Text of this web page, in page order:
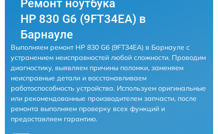
Ремонт ноутбука
HP 830 G6 (9FT34EA) в
Барнауле
Выполняем ремонт HP 830 G6 (9FT34EA) в Барнауле с
устранением неисправностей любой сложности. Проводим
диагностику, выявляем причины поломки, заменяем
неисправные детали и восстанавливаем
работоспособность устройства. Используем оригинальные
или рекомендованные производителем запчасти, после
ремонта выполняем проверку всех функций и
предоставляем гарантию.